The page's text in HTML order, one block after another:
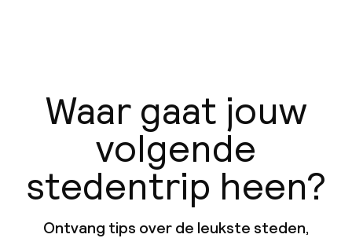
Waar gaat jouw
volgende
stedentrip heen?
Ontvang tips over de leukste steden,